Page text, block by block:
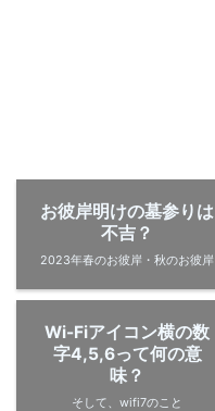
お彼岸明けの墓参りは
不吉？
2023年春のお彼岸・秋のお彼岸
Wi-Fiアイコン横の数
字4,5,6って何の意
味？
そして、wifi7のこと